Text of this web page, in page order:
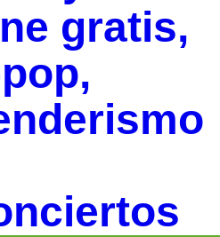
gratis,